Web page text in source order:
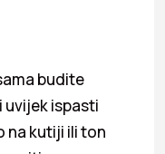
budite
uvijek ispasti
na kutiji ili ton